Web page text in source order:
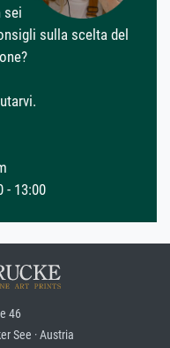
sei
sulla scelta del
- 13:00
46
See · Austria